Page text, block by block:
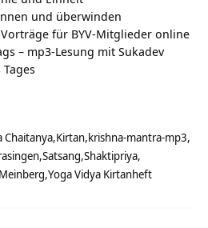
und überwinden
für BYV-Mitglieder online
– mp3-Lesung mit Sukadev
Chaitanya Kirtan krishna-mantra-mp3
Satsang Shaktipriya
Yoga Vidya Kirtanheft